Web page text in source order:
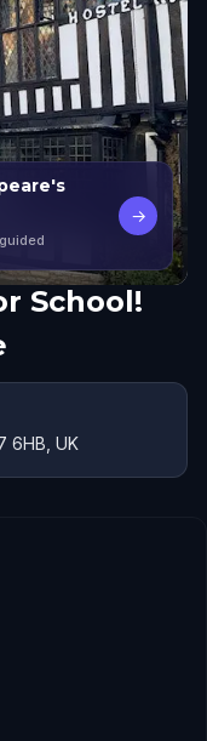
→
School!
6HB, UK